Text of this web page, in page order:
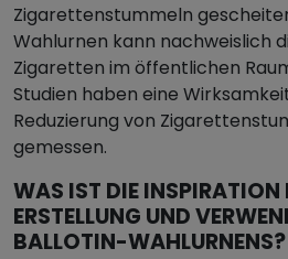
Zigarettenstummeln
Wahlurnen kann nachweislich
Zigaretten im öffentlichen
Studien haben eine
Reduzierung von
gemessen.
WAS IST DIE INSPIRATION
ERSTELLUNG UND
BALLOTIN-WAHLURNENS?